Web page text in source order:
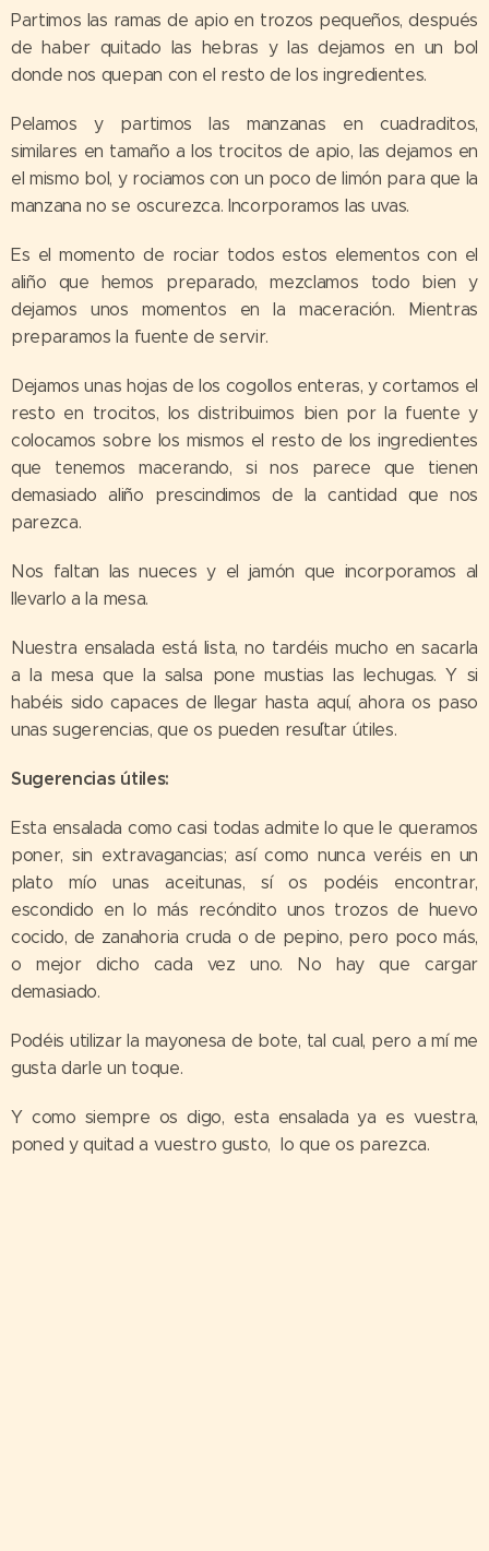
Partimos las ramas de apio en trozos pequeños, después
de haber quitado las hebras y las dejamos en un bol
donde nos quepan con el resto de los ingredientes.
Pelamos y partimos las manzanas en cuadraditos,
similares en tamaño a los trocitos de apio, las dejamos en
el mismo bol, y rociamos con un poco de limón para que la
manzana no se oscurezca. Incorporamos las uvas.
Es el momento de rociar todos estos elementos con el
aliño que hemos preparado, mezclamos todo bien y
dejamos unos momentos en la maceración. Mientras
preparamos la fuente de servir.
Dejamos unas hojas de los cogollos enteras, y cortamos el
resto en trocitos, los distribuimos bien por la fuente y
colocamos sobre los mismos el resto de los ingredientes
que tenemos macerando, si nos parece que tienen
demasiado aliño prescindimos de la cantidad que nos
parezca.
Nos faltan las nueces y el jamón que incorporamos al
llevarlo a la mesa.
Nuestra ensalada está lista, no tardéis mucho en sacarla
a la mesa que la salsa pone mustias las lechugas. Y si
habéis sido capaces de llegar hasta aquí, ahora os paso
unas sugerencias, que os pueden resu´ltar útiles.
Sugerencias útiles:
Esta ensalada como casi todas admite lo que le queramos
poner, sin extravagancias; así como nunca veréis en un
plato mío unas aceitunas, sí os podéis encontrar,
escondido en lo más recóndito unos trozos de huevo
cocido, de zanahoria cruda o de pepino, pero poco más,
o mejor dicho cada vez uno. No hay que cargar
demasiado.
Podéis utilizar la mayonesa de bote, tal cual, pero a mí me
gusta darle un toque.
Y como siempre os digo, esta ensalada ya es vuestra,
poned y quitad a vuestro gusto, lo que os parezca.